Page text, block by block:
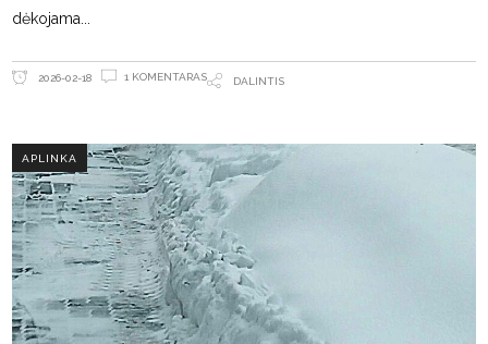
dėkojama
2026-02-18 1 KOMENTARAS DALINTIS
APLINKA